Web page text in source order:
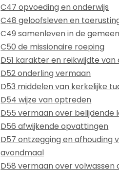
C47 opvoeding en onderwijs
C48 geloofsleven en
C49 samenleven in de
C50 de missionaire roeping
D51 karakter en reikwijdte
D52 onderling vermaan
D53 middelen van kerkelijke
D54 wijze van optreden
D55 vermaan over belijdende
D56 afwijkende opvattingen
D57 ontzegging en afhouding
avondmaal
D58 vermaan over volwassen